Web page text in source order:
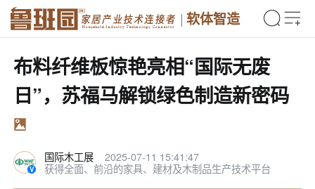
软体智造
布料纤维板惊艳亮相“国际无废
日”，苏福马解锁绿色制造新密码
国际木工展
2025-07-11 15:41:47
获得全面、前沿的家具、建材及木制品生产技术平台